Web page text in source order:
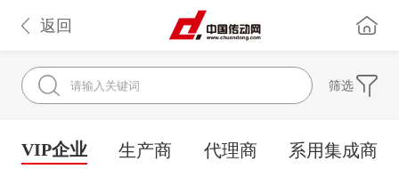
返回
筛选
VIP企业 生产商 代理商 系用集成商